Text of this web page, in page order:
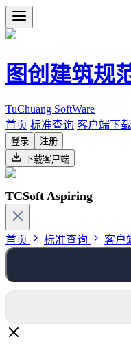
图创建筑规
TuChuang SoftWare
首页 标准查询 客户端下载
登录
注册
下载客户端
TCSoft Aspiring
首页 标准查询 客户